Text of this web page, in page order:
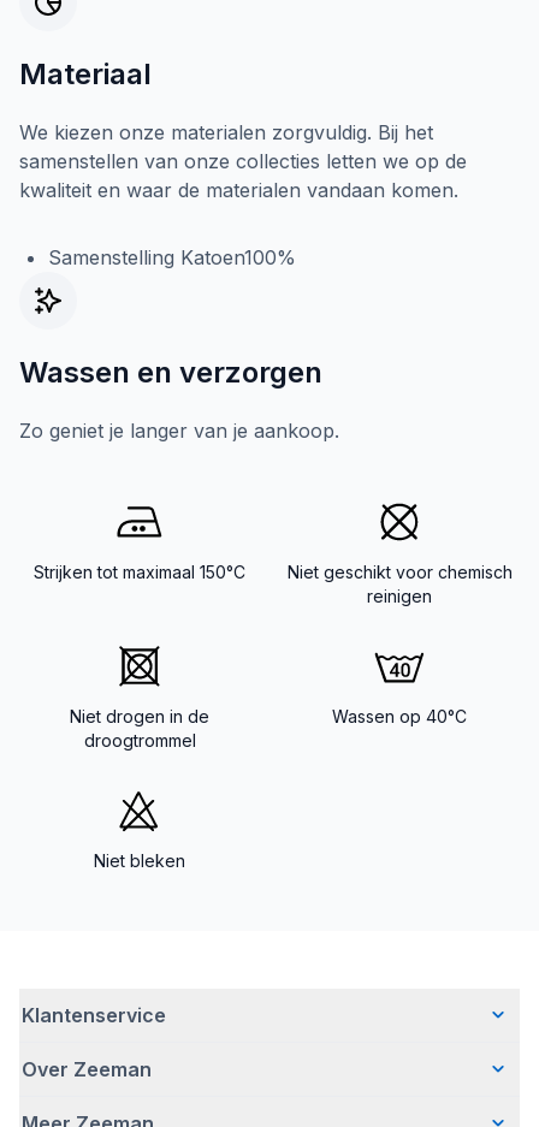
Materiaal
We kiezen onze materialen zorgvuldig. Bij het
samenstellen van onze collecties letten we op de
kwaliteit en waar de materialen vandaan komen.
Samenstelling Katoen100%
Wassen en verzorgen
Zo geniet je langer van je aankoop.
Strijken tot maximaal 150°C
Niet geschikt voor chemisch
reinigen
Niet drogen in de
droogtrommel
Wassen op 40°C
Niet bleken
Klantenservice
Veelgestelde vragen
Over Zeeman